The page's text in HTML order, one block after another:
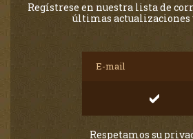
Regístrese en nuestra lista de
últimas actualizaciones
Respetamos su